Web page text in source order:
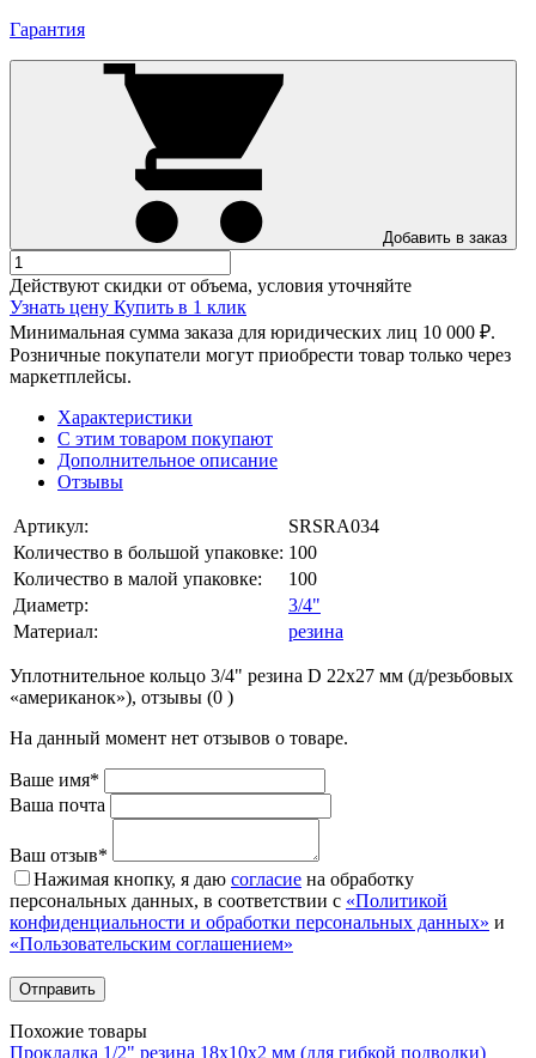
Гарантия
Добавить в заказ
Действуют скидки от объема, условия уточняйте
Узнать цену Купить в 1 клик
Минимальная сумма заказа для юридических лиц 10 000 ₽.
Розничные покупатели могут приобрести товар только через
маркетплейсы.
Характеристики
С этим товаром покупают
Дополнительное описание
Отзывы
Артикул:
SRSRA034
Количество в большой упаковке: 100
Количество в малой упаковке:
100
Диаметр:
3/4"
Материал:
резина
Уплотнительное кольцо 3/4" резина D 22х27 мм (д/резьбовых
«американок»), отзывы (0 )
На данный момент нет отзывов о товаре.
Ваше имя*
Ваша почта
Ваш отзыв*
Нажимая кнопку, я даю согласие на обработку
персональных данных, в соответствии с «Политикой
конфиденциальности и обработки персональных данных» и
«Пользовательским соглашением»
Похожие товары
Прокладка 1/2" резина 18х10х2 мм (для гибкой подводки)